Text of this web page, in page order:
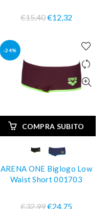
€15,40€12,32
-24%
COMPRA SUBITO
ARENA ONE Biglogo Low
Waist Short 001703
€32,99€24,75